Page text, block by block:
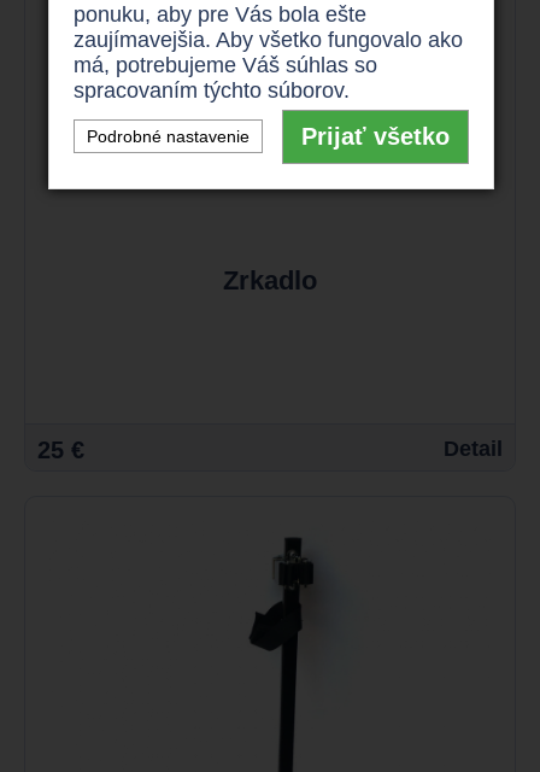
Zrkadlo
25 € Detail
ponuku, aby pre Vás bola ešte
zaujímavejšia. Aby všetko fungovalo ako
má, potrebujeme Váš súhlas so
spracovaním týchto súborov.
Podrobné nastavenie Prijať všetko